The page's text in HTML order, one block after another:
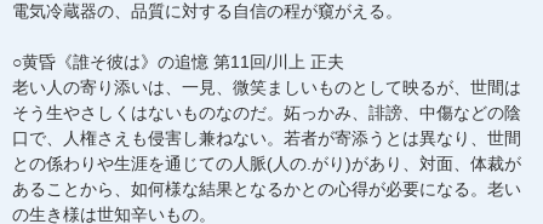
電気冷蔵器の、品質に対する自信の程が窺がえる。
○黄昏《誰そ彼は》の追憶 第11回/川上 正夫
老い人の寄り添いは、一見、微笑ましいものとして映るが、世間は
そう生やさしくはないものなのだ。妬っかみ、誹謗、中傷などの陰
口で、人権さえも侵害し兼ねない。若者が寄添うとは異なり、世間
との係わりや生涯を通じての人脈(人の.がり)があり、対面、体裁が
あることから、如何様な結果となるかとの心得が必要になる。老い
の生き様は世知辛いもの。